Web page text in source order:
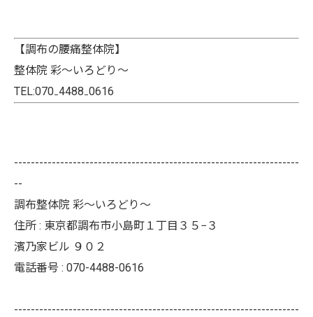
【調布の腰痛整体院】
整体院 彩～いろどり～
TEL:070₋4488₋0616
--------------------------------------------------------------------
--
調布整体院 彩～いろどり～
住所 : 東京都調布市小島町１丁目３５−３
濱乃家ビル ９０２
電話番号 : 070-4488-0616
--------------------------------------------------------------------